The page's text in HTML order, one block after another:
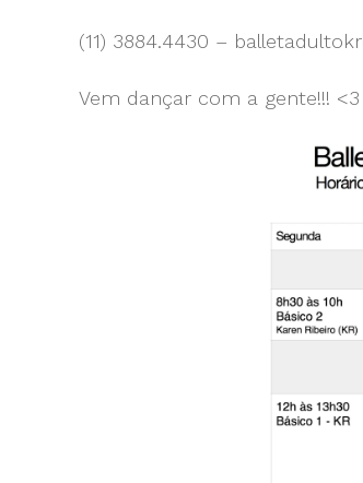
(11) 3884.4430 –
Vem dançar com a gente!!! <3